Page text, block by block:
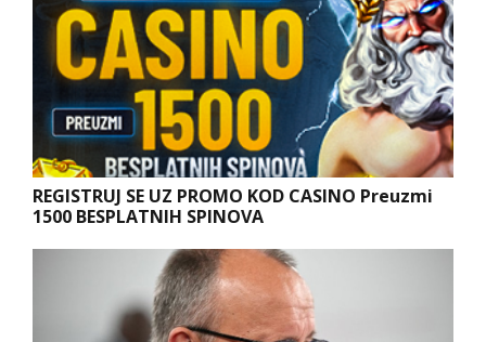
REGISTRUJ SE UZ PROMO KOD CASINO Preuzmi
1500 BESPLATNIH SPINOVA